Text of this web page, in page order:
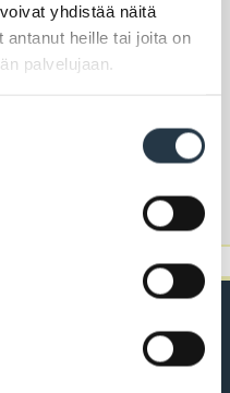
yhdistää näitä
antanut heille tai joita on
palvelujaan.